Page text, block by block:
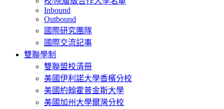
Inbound
Outbound
國際研究團隊
國際交流記事
雙聯學制
雙聯盟校清冊
美國伊利諾大學香檳分校
美國約翰霍普金斯大學
美國加州大學爾灣分校